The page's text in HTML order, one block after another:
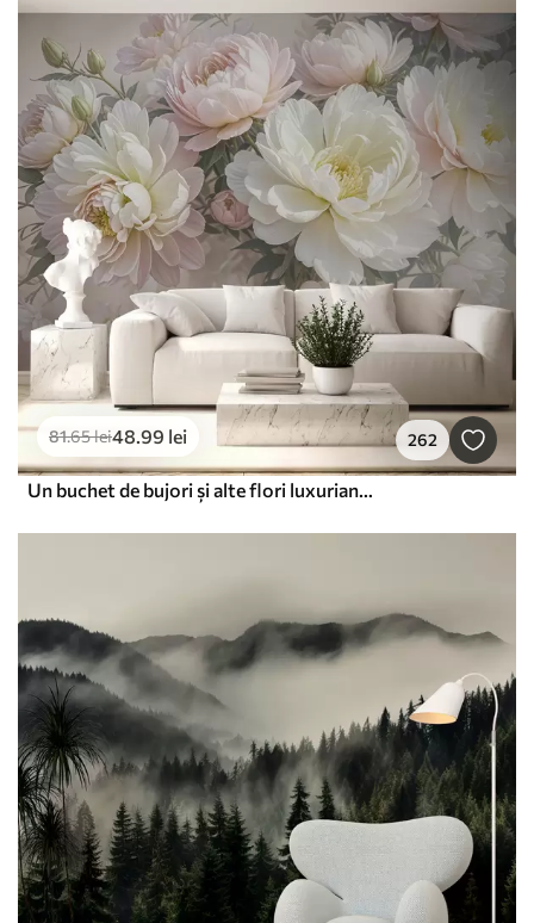
81.65lei48.99 lei 262
Un buchet de bujori și alte flori luxuriante, în culori pastelate, pe un fundal blând, neclar